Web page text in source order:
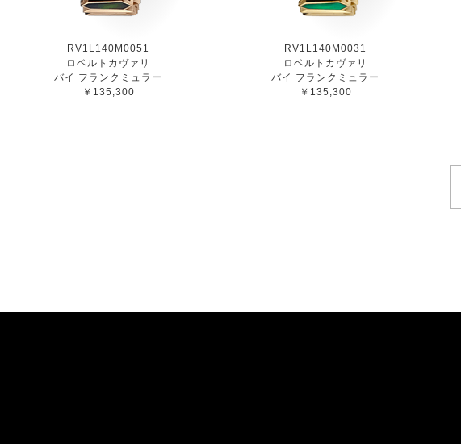
RV1L140M0051
ロベルトカヴァリ
バイ フランクミュラー
￥135,300
RV1L140M0031
ロベルトカヴァリ
バイ フランクミュラー
￥135,300